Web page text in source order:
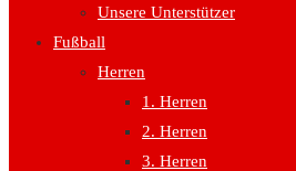
Unsere Unterstützer
Fußball
Herren
1. Herren
2. Herren
3. Herren